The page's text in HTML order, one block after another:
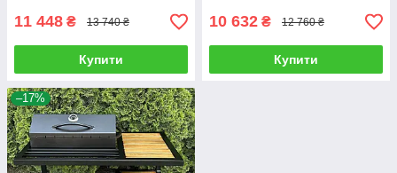
11 448 ₴ 13 740 ₴
Купити
10 632 ₴ 12 760 ₴
Купити
–17%